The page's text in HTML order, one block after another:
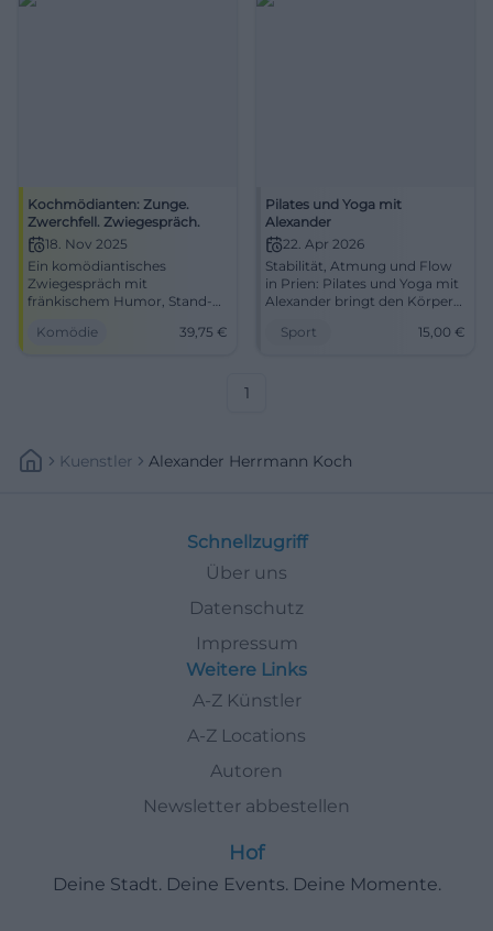
Kochmödianten: Zunge.
Zwerchfell. Zwiegespräch.
18. Nov 2025
Ein komödiantisches
Zwiegespräch mit
fränkischem Humor, Stand-
Freiheitshalle Hof. Sichere dir
Komödie 39,75 €
Pilates und Yoga mit
Alexander
22. Apr 2026
Stabilität, Atmung und Flow
in Prien: Pilates und Yoga mit
Alexander bringt den Körper
Uhr, 15 Euro pro Einheit. Jetzt
Sport 15,00 €
1
Kuenstler Alexander Herrmann Koch
Schnellzugriff
Über uns
Datenschutz
Impressum
Weitere Links
A-Z Künstler
A-Z Locations
Autoren
Newsletter abbestellen
Hof
Deine Stadt. Deine Events. Deine Momente.